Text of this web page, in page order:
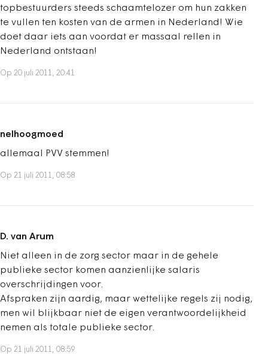
topbestuurders steeds schaamtelozer om hun zakken
te vullen ten kosten van de armen in Nederland! Wie
doet daar iets aan voordat er massaal rellen in
Nederland ontstaan!
Op 20 juli 2011, 20:41
nelhoogmoed
allemaal PVV stemmen!
Op 21 juli 2011, 08:58
D. van Arum
Niet alleen in de zorg sector maar in de gehele
publieke sector komen aanzienlijke salaris
overschrijdingen voor.
Afspraken zijn aardig, maar wettelijke regels zij nodig,
men wil blijkbaar niet de eigen verantwoordelijkheid
nemen als totale publieke sector.
Op 21 juli 2011, 08:59